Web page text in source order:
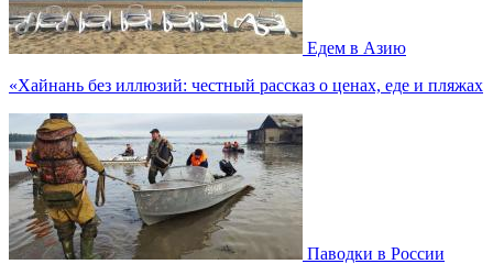
Едем в Азию
«Хайнань без иллюзий: честный рассказ о ценах, еде и пляжах
Паводки в России